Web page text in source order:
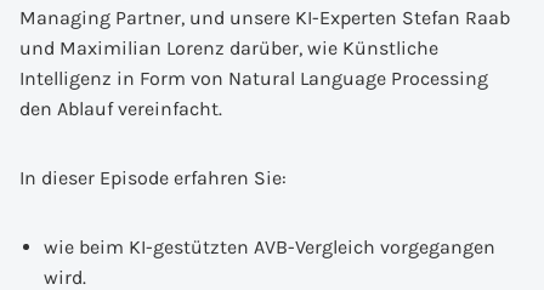
Managing Partner, und unsere KI-Experten Stefan Raab
und Maximilian Lorenz darüber, wie Künstliche
Intelligenz in Form von Natural Language Processing
den Ablauf vereinfacht.
In dieser Episode erfahren Sie:
wie beim KI-gestützten AVB-Vergleich vorgegangen
wird.